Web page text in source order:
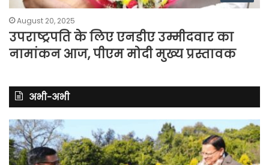
August 20, 2025
उपराष्ट्रपति के लिए एनडीए उम्मीदवार का
नामांकन आज, पीएम मोदी मुख्य प्रस्तावक
अभी-अभी